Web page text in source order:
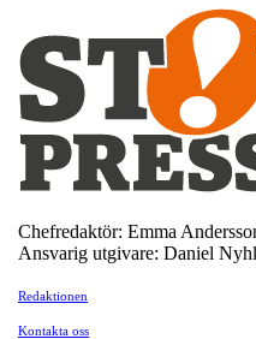
Chefredaktör: Emma
Ansvarig utgivare: Daniel
Redaktionen
Kontakta oss